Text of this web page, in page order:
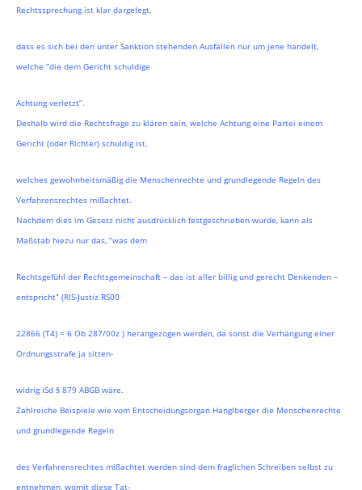
Rechtssprechung ist klar dargelegt,
dass es sich bei den unter Sanktion stehenden Ausfällen nur um jene handelt,
welche “die dem Gericht schuldige
Achtung verletzt”.
Deshalb wird die Rechtsfrage zu klären sein, welche Achtung eine Partei einem
Gericht (oder Richter) schuldig ist,
welches gewohnheitsmäßig die Menschenrechte und grundlegende Regeln des
Verfahrensrechtes mißachtet.
Nachdem dies im Gesetz nicht ausdrücklich festgeschrieben wurde, kann als
Maßstab hiezu nur das, “was dem
Rechtsgefühl der Rechtsgemeinschaft – das ist aller billig und gerecht Denkenden –
entspricht” (RIS-Justiz RS00
22866 (T4) = 6 Ob 287/00z ) herangezogen werden, da sonst die Verhängung einer
Ordnungsstrafe ja sitten-
widrig iSd § 879 ABGB wäre.
Zahlreiche Beispiele wie vom Entscheidungsorgan Hanglberger die Menschenrechte
und grundlegende Regeln
des Verfahrensrechtes mißachtet werden sind dem fraglichen Schreiben selbst zu
entnehmen, womit diese Tat-